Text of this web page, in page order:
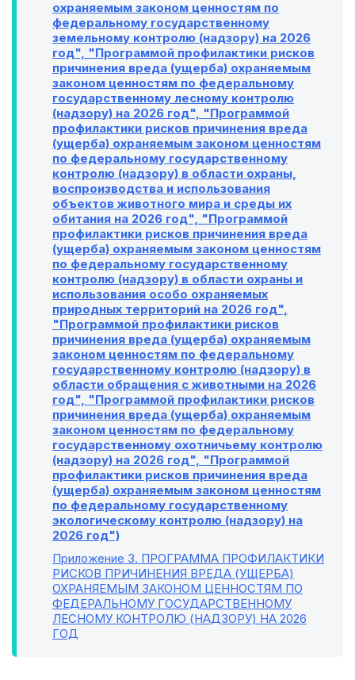
охраняемым законом ценностям по
федеральному государственному
земельному контролю (надзору) на 2026
год", "Программой профилактики рисков
причинения вреда (ущерба) охраняемым
законом ценностям по федеральному
государственному лесному контролю
(надзору) на 2026 год", "Программой
профилактики рисков причинения вреда
(ущерба) охраняемым законом ценностям
по федеральному государственному
контролю (надзору) в области охраны,
воспроизводства и использования
объектов животного мира и среды их
обитания на 2026 год", "Программой
профилактики рисков причинения вреда
(ущерба) охраняемым законом ценностям
по федеральному государственному
контролю (надзору) в области охраны и
использования особо охраняемых
природных территорий на 2026 год",
"Программой профилактики рисков
причинения вреда (ущерба) охраняемым
законом ценностям по федеральному
государственному контролю (надзору) в
области обращения с животными на 2026
год", "Программой профилактики рисков
причинения вреда (ущерба) охраняемым
законом ценностям по федеральному
государственному охотничьему контролю
(надзору) на 2026 год", "Программой
профилактики рисков причинения вреда
(ущерба) охраняемым законом ценностям
по федеральному государственному
экологическому контролю (надзору) на
2026 год")
Приложение 3. ПРОГРАММА ПРОФИЛАКТИКИ
РИСКОВ ПРИЧИНЕНИЯ ВРЕДА (УЩЕРБА)
ОХРАНЯЕМЫМ ЗАКОНОМ ЦЕННОСТЯМ ПО
ФЕДЕРАЛЬНОМУ ГОСУДАРСТВЕННОМУ
ЛЕСНОМУ КОНТРОЛЮ (НАДЗОРУ) НА 2026
ГОД